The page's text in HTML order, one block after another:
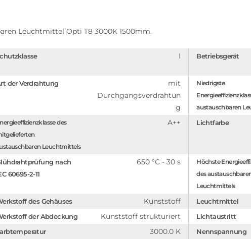
Leuchtmittel Opti T8 3000K 1500mm.
I Betriebsgerät
der Verdrahtung
mit
Durchgangsverdrahtun
g
Niedrigste
austauschbaren
des
Leuchtmittels
A++ Lichtfarbe
nach
60695-2-11
650 °C - 30 s
Höchste
des
Leuchtmittels
des Gehäuses Kunststoff Leuchtmittel
der Abdeckung Kunststoff strukturiert Lichtaustritt
3000.0 K Nennspannung